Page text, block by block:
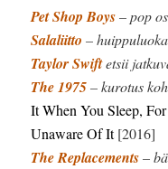
Pet Shop Boys– pop
Salaliitto –
Taylor Swiftetsii
The 1975– kurotus
It When You Sleep,
Unaware Of It[2016]
The Replacements–